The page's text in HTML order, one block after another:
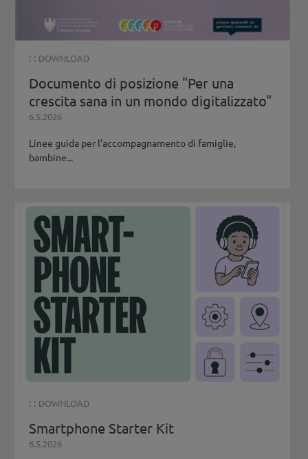
: : DOWNLOAD
Documento di posizione "Per una
crescita sana in un mondo digitalizzato"
6.5.2026
Linee guida per l’accompagnamento di famiglie,
bambine...
: : DOWNLOAD
Smartphone Starter Kit
6.5.2026